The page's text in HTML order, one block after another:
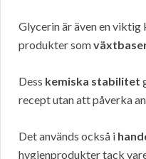
Glycerin är även en
produkter som
Dess kemiska stabilitet
recept utan att påverka
Det används också i
hygienprodukter tack